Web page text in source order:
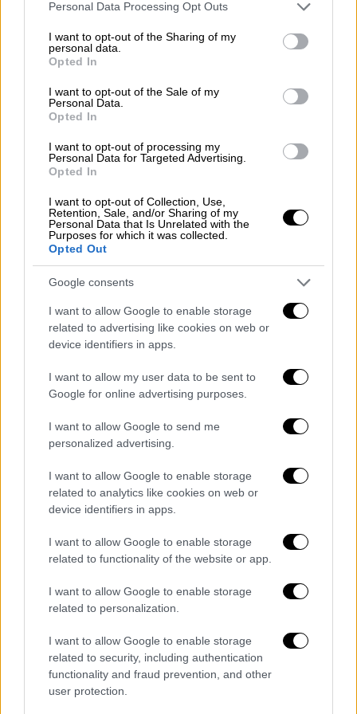
Please note that this website/app uses one or more Google
not limited to your visit or usage behaviour. You may click to
grant or deny consent to Google and its third-party tags to
use your data for below specified purposes in below Google
consent section.
Personal Data Processing Opt Outs
I want to opt-out of the Sharing of my
personal data.
Opted In
I want to opt-out of the Sale of my
Personal Data.
Opted In
I want to opt-out of processing my
Personal Data for Targeted Advertising.
Opted In
I want to opt-out of Collection, Use,
Retention, Sale, and/or Sharing of my
Personal Data that Is Unrelated with the
Purposes for which it was collected.
Opted Out
Google consents
I want to allow Google to enable storage
related to advertising like cookies on web or
device identifiers in apps.
I want to allow my user data to be sent to
Google for online advertising purposes.
I want to allow Google to send me
personalized advertising.
I want to allow Google to enable storage
related to analytics like cookies on web or
device identifiers in apps.
I want to allow Google to enable storage
related to functionality of the website or app.
I want to allow Google to enable storage
related to personalization.
I want to allow Google to enable storage
related to security, including authentication
functionality and fraud prevention, and other
user protection.
διαδικασίες έρευνας και στη συνέχεια
ανεφοδιασμό και αντικατάσταση του
πληρώματος.
κινήσεις της Άγκυρας δεν ήταν τυχαίες
επιδιώκει ναεπαναφέρει στο προσκήνιο το
τουρκολιβυκό μνημόνιο
Πώς απάντησε η Αθήνα στις
αναφορές Ερντογάν περί «τουρκικής»
μειονότητας στη Δυτική Θράκη
Παράλληλα και χθες ο Τούρκος πρόεδρος σε
δηλώσεις του συνέχισε να ανοίγει θέματα.
Ειδικότερα αποκάλεσε τηνμουσουλμανική
μειονότητα της Δυτικής Θράκης «τουρκική»,
ενώ επέμεινε στην αδιάλλακτη στάση στο
Κυπριακό και αναφερόμενος στην τουρκική
επιχείρηση».
υπογράμμιζαν πως «τα μέλη της
μουσουλμανικής μειονότητας στη Θράκη
Προσέθεταν επίσης «ζητήματα που άπτονται
του κράτους δικαίου και της προστασίας
των ανθρωπίνων δικαιωμάτων Ελλήνων
πολιτών δεν τίθενται ούτε θα μπορούσαν να
Αναφορικά με τοΚυπριακό σημείωναν «η
διαιώνιση του σημερινού status quo, της